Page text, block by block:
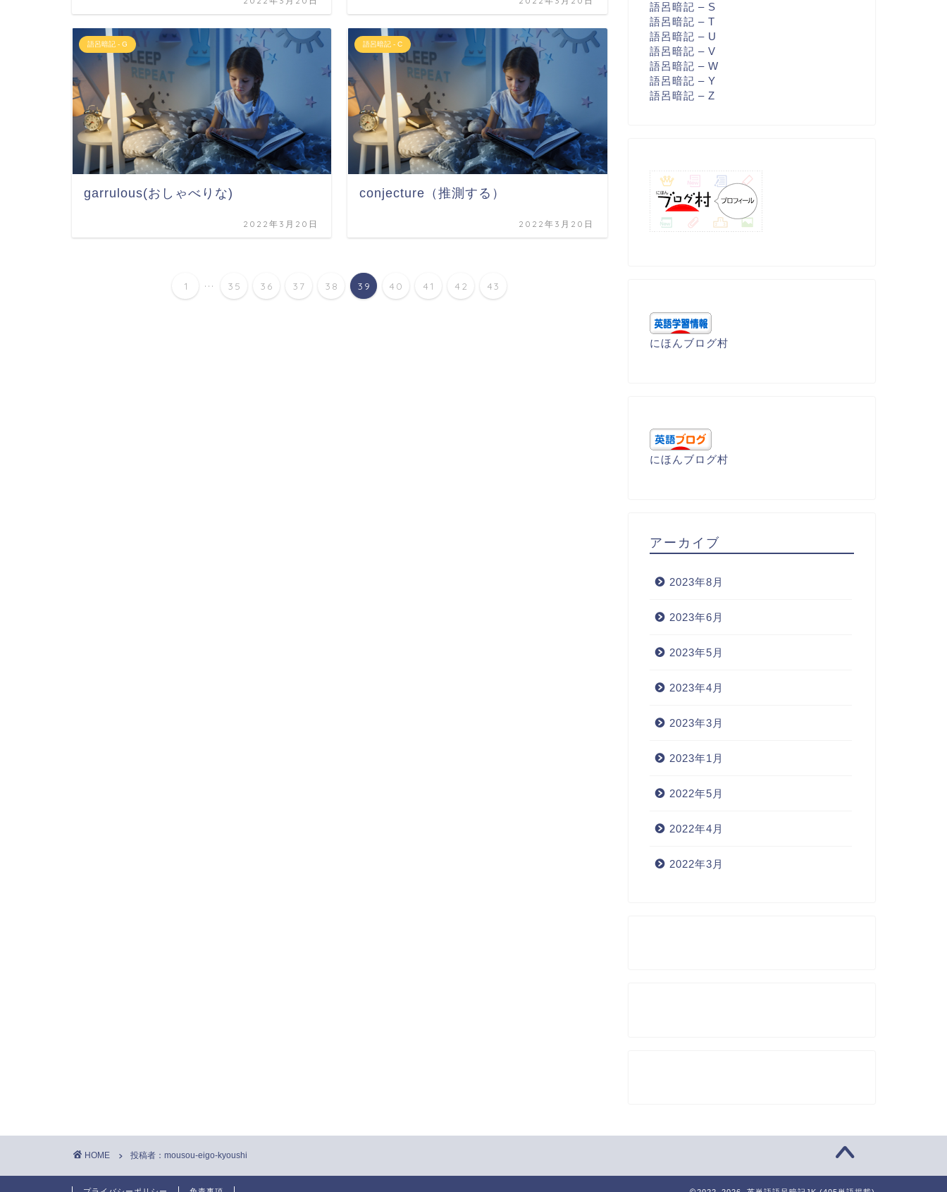
語呂暗記 - G
garrulous(おしゃべりな)
2022年3月20日
語呂暗記 - C
conjecture（推測する）
2022年3月20日
1 ... 35 36 37 38 39 40 41 42 43
語呂暗記 – S
語呂暗記 – T
語呂暗記 – U
語呂暗記 – V
語呂暗記 – W
語呂暗記 – Y
語呂暗記 – Z
にほんブログ村
にほんブログ村
アーカイブ
2023年8月
2023年6月
2023年5月
2023年4月
2023年3月
2023年1月
2022年5月
2022年4月
2022年3月
HOME 投稿者：mousou-eigo-kyoushi